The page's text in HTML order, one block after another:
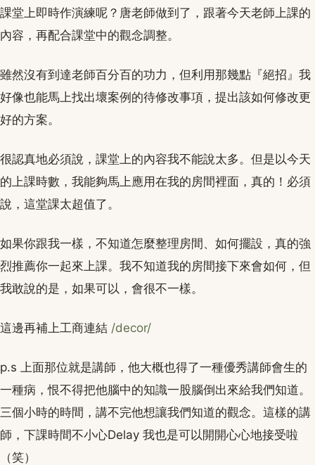
課堂上即時作演練呢？唐老師做到了，跟著今天老師上課的
內容，再配合課堂中的觀念調整。
雖然沒有到達老師百分百的功力，但利用那幾點『絕招』我
好像也能馬上找出壞案例的待修改事項，提出該如何修改更
好的方案。
很認真地必須說，課堂上的內容我不能說太多。但是以今天
的上課時數，我能夠馬上應用在我的房間裡面，真的！必須
說，這堂課太超值了。
如果你跟我一樣，不知道怎麼整理房間、如何擺設，真的強
烈推薦你一起來上課。我不知道我的房間接下來會如何，但
我敢說的是，如果可以，會很不一樣。
這邊再補上工商連結 /decor/
p.s 上面那位就是講師，他大概也得了一種優秀講師會生的
一種病，恨不得把他腦中的知識一股腦倒出來給我們知道。
三個小時的時間，講不完他想讓我們知道的觀念。這樣的講
師，下課時間不小心Delay 我也是可以開開心心地接受啦
（笑）